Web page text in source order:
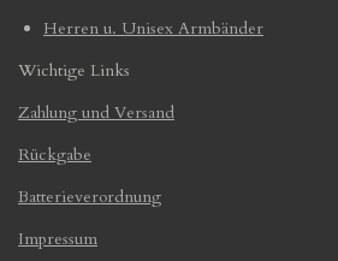
Herren u. Unisex Armbänder
Wichtige Links
Zahlung und Versand
Rückgabe
Batterieverordnung
Impressum